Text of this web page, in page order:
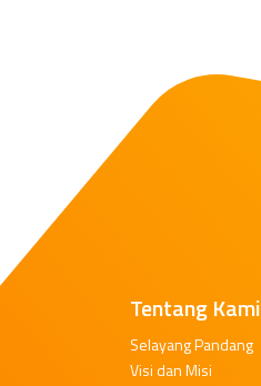
Tentang Kami
Selayang Pandang
Visi dan Misi